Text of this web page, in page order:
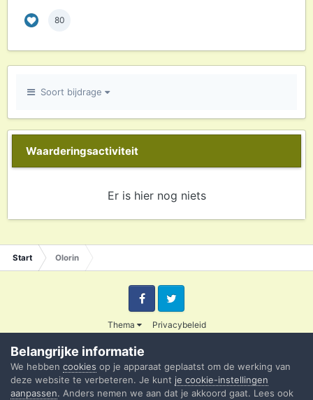
80
Soort bijdrage
Waarderingsactiviteit
Er is hier nog niets
Start Olorin
Thema Privacybeleid
FacebookTwitter
Powered by Invision Community
Belangrijke informatie
We hebben cookies op je apparaat geplaatst om de werking van
deze website te verbeteren. Je kunt je cookie-instellingen
aanpassen. Anders nemen we aan dat je akkoord gaat. Lees ook